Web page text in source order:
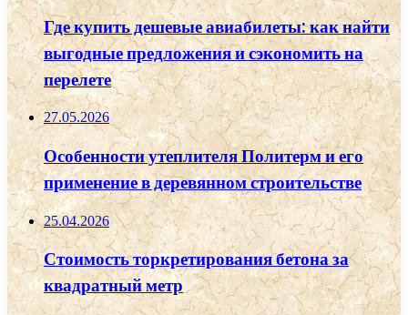
Где купить дешевые авиабилеты: как найти
выгодные предложения и сэкономить на
перелете
27.05.2026
Особенности утеплителя Политерм и его
применение в деревянном строительстве
25.04.2026
Стоимость торкретирования бетона за
квадратный метр